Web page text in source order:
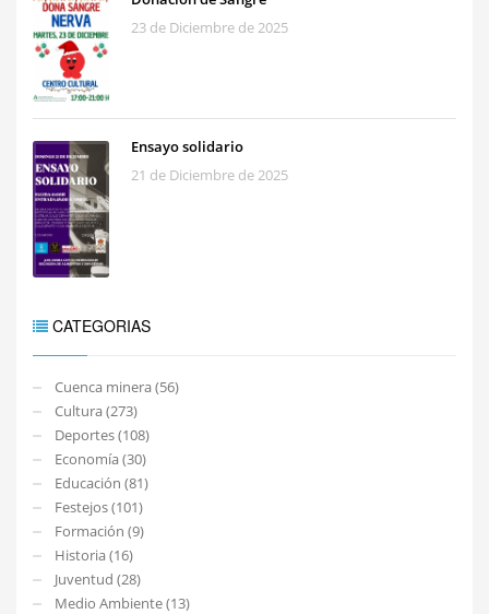
23 de Diciembre de 2025
Ensayo solidario
21 de Diciembre de 2025
CATEGORIAS
Cuenca minera (56)
Cultura (273)
Deportes (108)
Economía (30)
Educación (81)
Festejos (101)
Formación (9)
Historia (16)
Juventud (28)
Medio Ambiente (13)